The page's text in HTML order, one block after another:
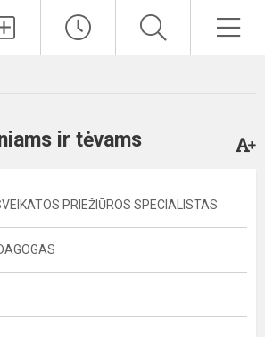
ir tėvams
PRIEŽIŪROS SPECIALISTAS